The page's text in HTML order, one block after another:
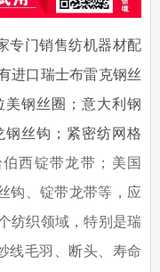
专门销售纺机器材配
进口瑞士布雷克钢丝
美钢丝圈；意大利钢
丝钩；紧密纺网格
西锭带龙带；美国
钩、锭带龙带等，应
纺织领域，特别是瑞
线毛羽、断头、寿命